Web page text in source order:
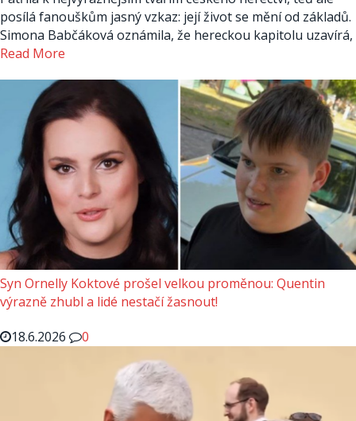
posílá fanouškům jasný vzkaz: její život se mění od základů.
Simona Babčáková oznámila, že hereckou kapitolu uzavírá,
Read More
Syn Ornelly Koktové prošel velkou proměnou: Quentin
výrazně zhubl a lidé nestačí žasnout!
18.6.2026
0